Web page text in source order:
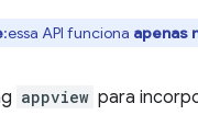
:essa API funciona apenas
appview para